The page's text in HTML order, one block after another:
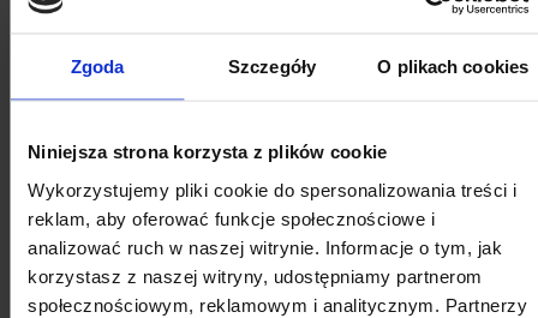
Zgoda Szczegóły O plikach cookies
Niniejsza strona korzysta z plików cookie
Wykorzystujemy pliki cookie do spersonalizowania treści i
reklam, aby oferować funkcje społecznościowe i
analizować ruch w naszej witrynie. Informacje o tym, jak
korzystasz z naszej witryny, udostępniamy partnerom
społecznościowym, reklamowym i analitycznym. Partnerzy
2026
SIERPIEŃ